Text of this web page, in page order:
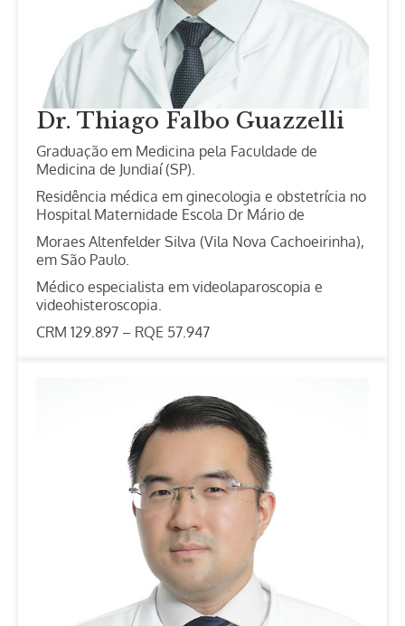
Dr. Thiago Falbo Guazzelli
Graduação em Medicina pela Faculdade de
Medicina de Jundiaí (SP).
Residência médica em ginecologia e obstetrícia no
Hospital Maternidade Escola Dr Mário de
Moraes Altenfelder Silva (Vila Nova Cachoeirinha),
em São Paulo.
Médico especialista em videolaparoscopia e
videohisteroscopia.
CRM 129.897 – RQE 57.947